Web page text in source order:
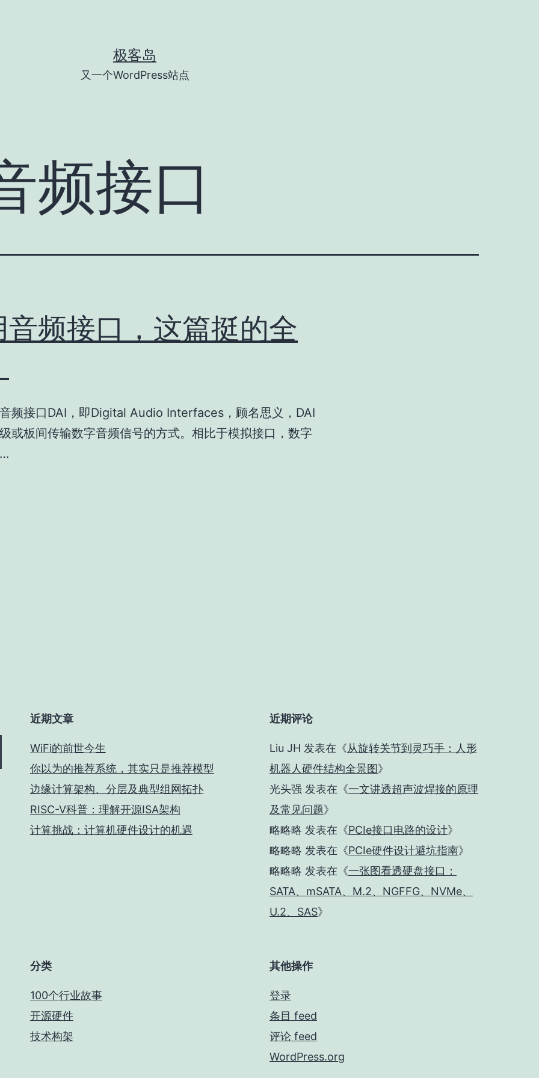
极客岛
又一个WordPress站点
频接口
音频接口，这篇挺的全
频接口DAI，即Digital Audio Interfaces，顾名思义，DAI
或板间传输数字音频信号的方式。相比于模拟接口，数字
近期文章
WiFi的前世今生
你以为的推荐系统，其实只是推荐模型
边缘计算架构、分层及典型组网拓扑
RISC-V科普：理解开源ISA架构
计算挑战：计算机硬件设计的机遇
近期评论
Liu JH 发表在《从旋转关节到灵巧手：人形
机器人硬件结构全景图》
光头强 发表在《一文讲透超声波焊接的原理
及常见问题》
略略略 发表在《PCIe接口电路的设计》
略略略 发表在《PCIe硬件设计避坑指南》
略略略 发表在《一张图看透硬盘接口：
SATA、mSATA、M.2、NGFFG、NVMe、
U.2、SAS》
分类
100个行业故事
开源硬件
技术构架
其他操作
登录
条目 feed
评论 feed
WordPress.org